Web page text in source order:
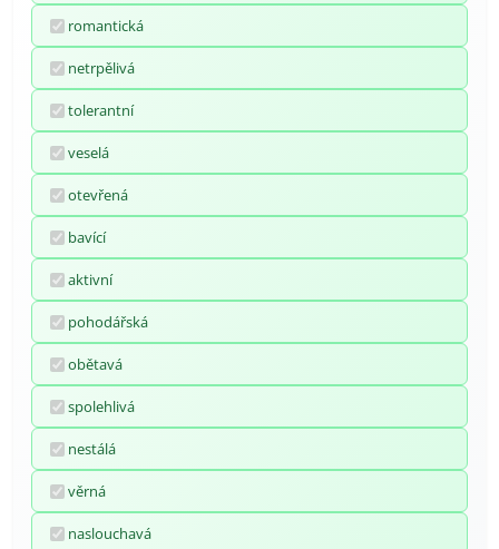
romantická
netrpělivá
tolerantní
veselá
otevřená
bavící
aktivní
pohodářská
obětavá
spolehlivá
nestálá
věrná
naslouchavá